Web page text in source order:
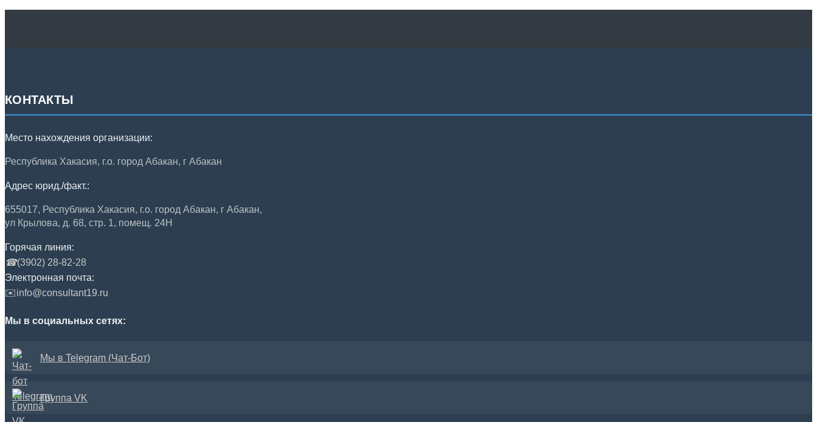
КОНТАКТЫ
Место нахождения организации:
Республика Хакасия, г.о. город Абакан, г Абакан
Адрес юрид./факт.:
655017, Республика Хакасия, г.о. город Абакан, г Абакан,
ул Крылова, д. 68, стр. 1, помещ. 24Н
Горячая линия:
☎(3902) 28-82-28
Электронная почта:
✉️info@consultant19.ru
Мы в социальных сетях:
Мы в Telegram (Чат-Бот)
Группа VK